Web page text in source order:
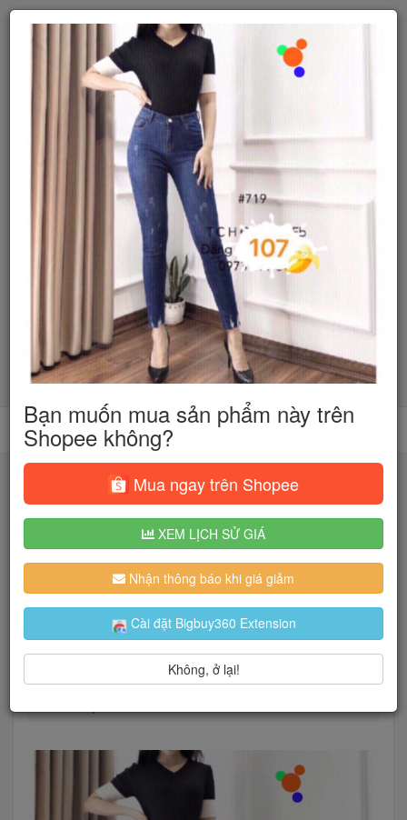
Tìm kiếm
Người dùng đang quan tâm đến 🔥...
Trang chủ Thời Trang Nữ
Quần
Bạn muốn mua sản phẩm này trên
Shopee không?
Mua ngay trên Shopee
XEM LỊCH SỬ GIÁ
Nhận thông báo khi giá giảm
Cài đặt Bigbuy360 Extension
Không, ở lại!